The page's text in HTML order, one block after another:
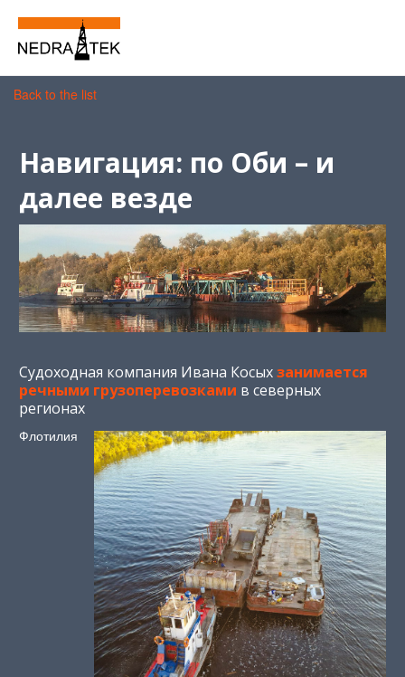
Back to the list
Навигация: по Оби – и
далее везде
Судоходная компания Ивана Косыхзанимается
речными грузоперевозками в северных
регионах
Флотилия